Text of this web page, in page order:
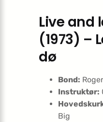
Live and
(1973) –
dø
Bond:
Instruktør:
Big